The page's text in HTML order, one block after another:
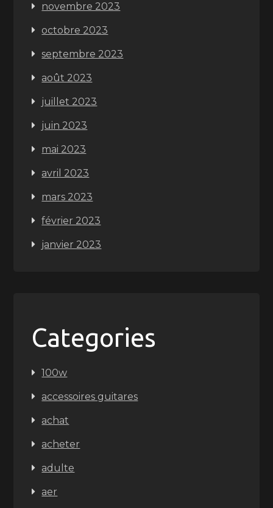
novembre 2023
octobre 2023
septembre 2023
août 2023
juillet 2023
juin 2023
mai 2023
avril 2023
mars 2023
février 2023
janvier 2023
Categories
100w
accessoires guitares
achat
acheter
adulte
aer